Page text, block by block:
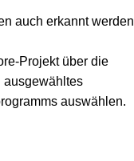
auch erkannt werden
Projekt über die
ausgewähltes
auswählen.